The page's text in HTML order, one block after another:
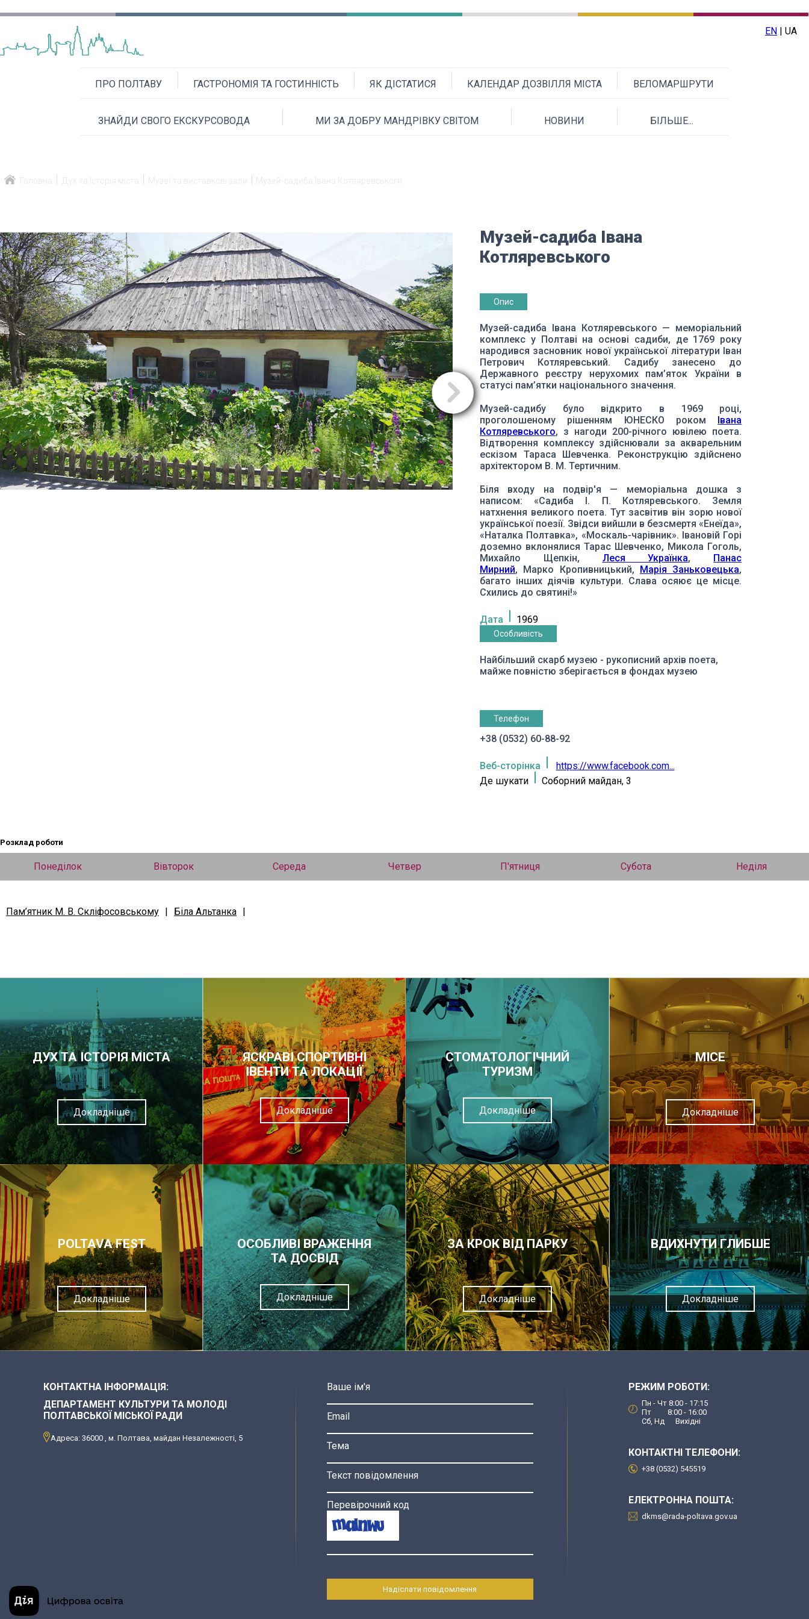
EN | UA
ПРО ПОЛТАВУ ГАСТРОНОМІЯ ТА ГОСТИННІСТЬ ЯК ДІСТАТИСЯ КАЛЕНДАР ДОЗВІЛЛЯ МІСТА ВЕЛОМАРШРУТИ
ЗНАЙДИ СВОГО ЕКСКУРСОВОДА МИ ЗА ДОБРУ МАНДРІВКУ СВІТОМ НОВИНИ БІЛЬШЕ...
Музей-садиба Івана
Котляревського
Опис
Музей-садиба Івана Котляревського — меморіальний
комплекс у Полтаві на основі садиби, де 1769 року
народився засновник нової української літератури Іван
Петрович Котляревський. Садибу занесено до
Державного реєстру нерухомих пам’яток України в
статусі пам’ятки національного значення.
Музей-садибу було відкрито в 1969 році,
проголошеному рішенням ЮНЕСКО роком Івана
Котляревського, з нагоди 200-річного ювілею поета.
Відтворення комплексу здійснювали за акварельним
ескізом Тараса Шевченка. Реконструкцію здійснено
архітектором В. М. Тертичним.
Біля входу на подвір'я — меморіальна дошка з
написом: «Садиба І. П. Котляревського. Земля
натхнення великого поета. Тут засвітив він зорю нової
української поезії. Звідси вийшли в безсмертя «Енеїда»,
«Наталка Полтавка», «Москаль-чарівник». Івановій Горі
доземно вклонялися Тарас Шевченко, Микола Гоголь,
Михайло Щепкін, Леся Українка, Панас
Мирний, Марко Кропивницький, Марія Заньковецька,
багато інших діячів культури. Слава осяює це місце.
Схились до святині!»
Дата 1969
Особливість
Найбільший скарб музею - рукописний архів поета,
майже повністю зберігається в фондах музею
Телефон
+38 (0532) 60-88-92
Веб-сторінка
https://www.facebook.com...
Де шукати
Соборний майдан, 3
Розклад роботи
Понеділок Вівторок Середа Четвер П'ятниця Субота Неділя
Пам’ятник М. В. Скліфосовському | Біла Альтанка |
ДУХ ТА ІСТОРІЯ МІСТА
Докладніше
ЯСКРАВІ СПОРТИВНІ
ІВЕНТИ ТА ЛОКАЦІЇ
Докладніше
СТОМАТОЛОГІЧНИЙ
ТУРИЗМ
Докладніше
МІСЕ
Докладніше
POLTAVA FEST
Докладніше
ОСОБЛИВІ ВРАЖЕННЯ
ТА ДОСВІД
Докладніше
ЗА КРОК ВІД ПАРКУ
Докладніше
ВДИХНУТИ ГЛИБШЕ
Докладніше
КОНТАКТНА ІНФОРМАЦІЯ:
ДЕПАРТАМЕНТ КУЛЬТУРИ ТА МОЛОДІ
ПОЛТАВСЬКОЇ МІСЬКОЇ РАДИ
Адреса: 36000 , м. Полтава, майдан Незалежності, 5
Ваше ім'я
Email
Тема
Текст повідомлення
Перевірочний код
Надіслати повідомлення
РЕЖИМ РОБОТИ:
Пн - Чт 8:00 - 17:15
Пт 8:00 - 16:00
Сб, Нд Вихідні
КОНТАКТНІ ТЕЛЕФОНИ:
+38 (0532) 545519
ЕЛЕКТРОННА ПОШТА:
dkms@rada-poltava.gov.ua